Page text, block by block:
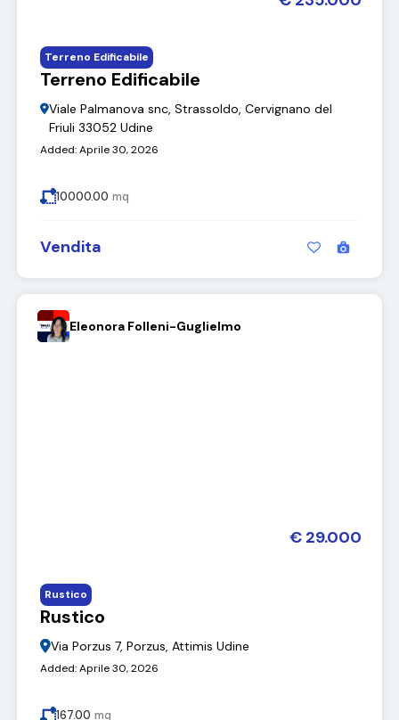
Terreno Edificabile
Viale Palmanova snc, Strassoldo, Cervignano del
Friuli 33052 Udine
Added:Aprile 30, 2026
Terreno Edificabile
10000.00 mq
Vendita
Eleonora Folleni-Guglielmo
€ 29.000
Rustico
Via Porzus 7, Porzus, Attimis Udine
Added:Aprile 30, 2026
Rustico
167.00 mq